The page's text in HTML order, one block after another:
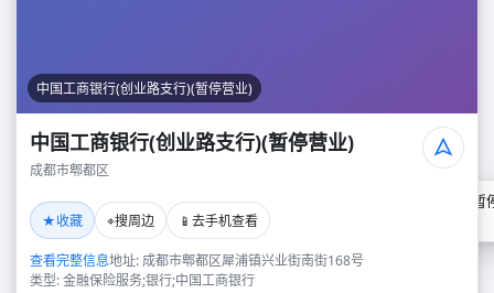
中国工商银行(创业路支行)(暂停营业)
中国工商银行(创业路支行)(暂停营业)
成都市郫都区
★收藏 ⌖搜周边 📱 去手机查看
查看完整信息地址: 成都市郫都区犀浦镇兴业街南街168号
类型: 金融保险服务;银行;中国工商银行
中国工商银行(创业路支行)(暂